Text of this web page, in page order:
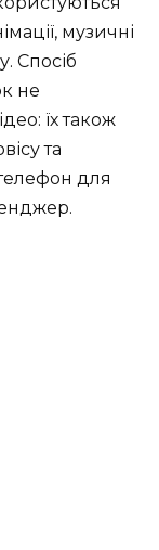
музичні
Спосіб
не
їх також
та
для